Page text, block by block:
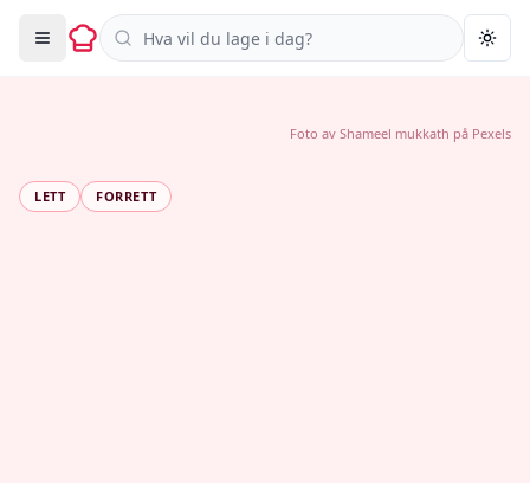
Søk i oppskrifter
LETT FORRETT
Foto av Shameel mukkath på Pexels